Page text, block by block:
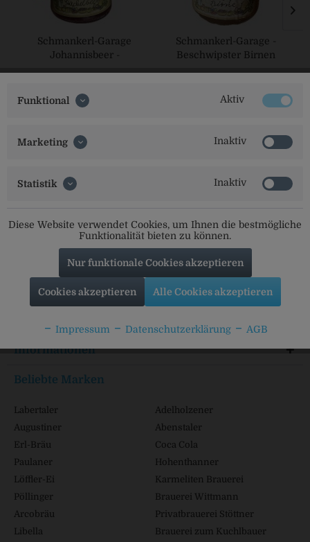
Schmankerl-Garage
Johannisbeer -
Schmankerl-Garage -
Beschwipster Birnen
Folgt uns auf unseren Kanälen für alle Neuigkeiten:
Service Hotline
Informationen
Beliebte Marken
Labertaler
Adelholzener
Augustiner
Abenstaler
Erl-Bräu
Coca Cola
Paulaner
Hohenthanner
Löffler-Ei
Karmeliten Brauerei
Pöllinger
Brauerei Wittmann
Arcobräu
Privatbrauerei Stöttner
Libella
Brauerei zum Kuchlbauer
Funktional Aktiv
Marketing Inaktiv
Statistik Inaktiv
Diese Website verwendet Cookies, um Ihnen die bestmögliche
Funktionalität bieten zu können.
Nur funktionale Cookies akzeptieren
Cookies akzeptieren Alle Cookies akzeptieren
Impressum Datenschutzerklärung AGB